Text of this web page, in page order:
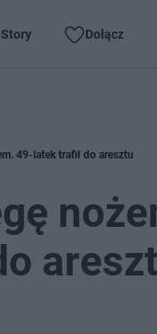
Story Dołącz
49-latek trafił do aresztu